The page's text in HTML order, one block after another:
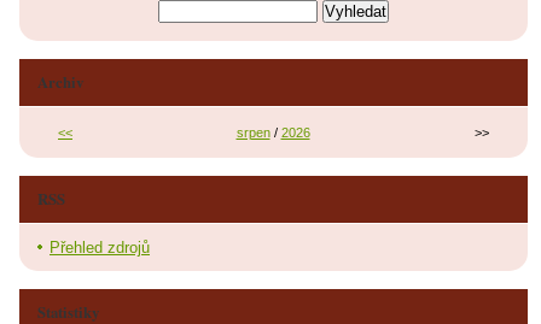
Archiv
<< srpen/ 2026 >>
RSS
Přehled zdrojů
Statistiky